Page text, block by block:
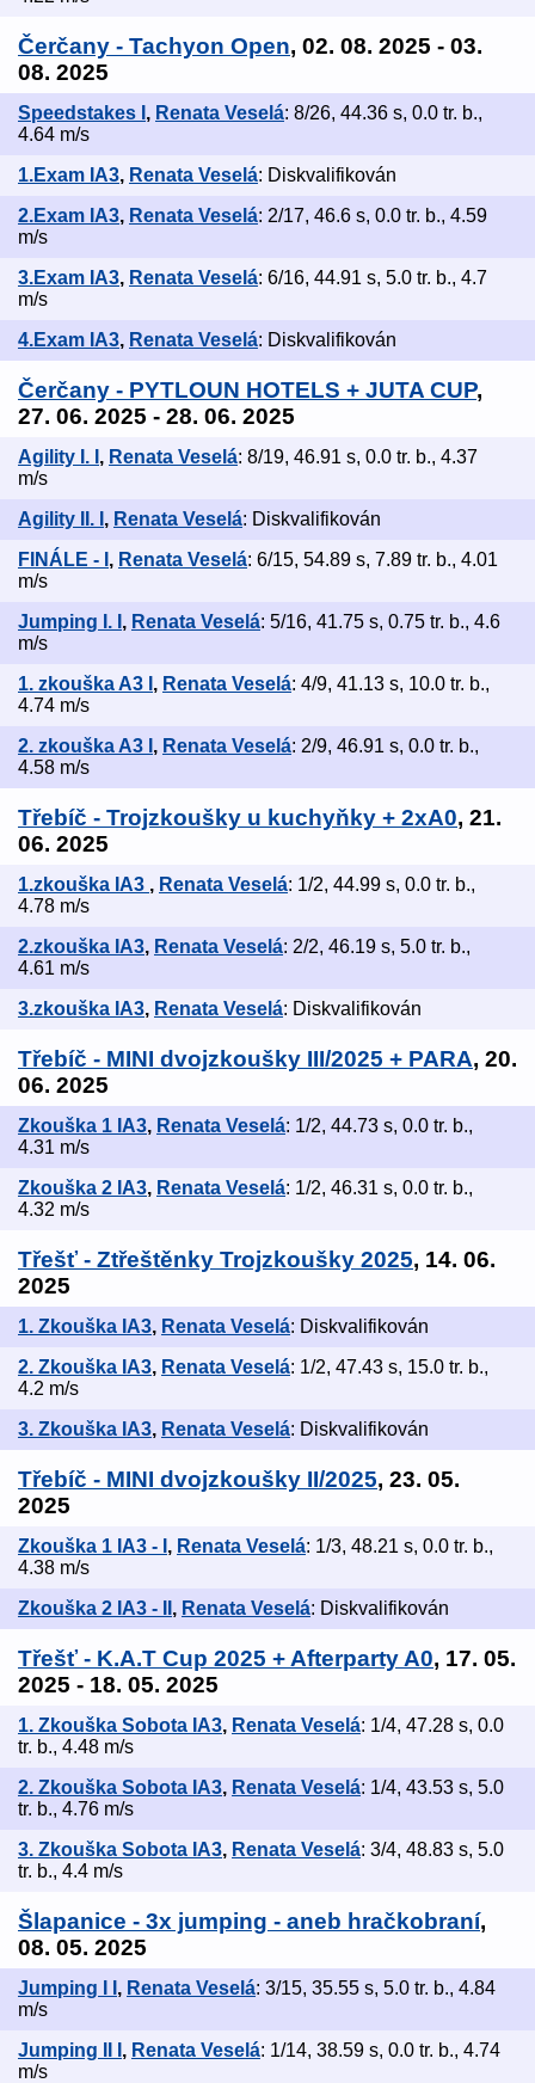
Čerčany - Tachyon Open, 02. 08. 2025 - 03.
08. 2025
Speedstakes I , Renata Veselá: 8/26, 44.36 s, 0.0 tr. b.,
4.64 m/s
1.Exam IA3, Renata Veselá: Diskvalifikován
2.Exam IA3, Renata Veselá: 2/17, 46.6 s, 0.0 tr. b., 4.59
m/s
3.Exam IA3, Renata Veselá: 6/16, 44.91 s, 5.0 tr. b., 4.7
m/s
4.Exam IA3, Renata Veselá: Diskvalifikován
Čerčany - PYTLOUN HOTELS + JUTA CUP,
27. 06. 2025 - 28. 06. 2025
Agility I. I , Renata Veselá: 8/19, 46.91 s, 0.0 tr. b., 4.37
m/s
Agility II. I , Renata Veselá: Diskvalifikován
FINÁLE - I , Renata Veselá: 6/15, 54.89 s, 7.89 tr. b., 4.01
m/s
Jumping I. I , Renata Veselá: 5/16, 41.75 s, 0.75 tr. b., 4.6
m/s
1. zkouška A3 I , Renata Veselá: 4/9, 41.13 s, 10.0 tr. b.,
4.74 m/s
2. zkouška A3 I , Renata Veselá: 2/9, 46.91 s, 0.0 tr. b.,
4.58 m/s
Třebíč - Trojzkoušky u kuchyňky + 2xA0, 21.
06. 2025
1.zkouška IA3 , Renata Veselá: 1/2, 44.99 s, 0.0 tr. b.,
4.78 m/s
2.zkouška IA3, Renata Veselá: 2/2, 46.19 s, 5.0 tr. b.,
4.61 m/s
3.zkouška IA3, Renata Veselá: Diskvalifikován
Třebíč - MINI dvojzkoušky III/2025 + PARA, 20.
06. 2025
Zkouška 1 IA3, Renata Veselá: 1/2, 44.73 s, 0.0 tr. b.,
4.31 m/s
Zkouška 2 IA3, Renata Veselá: 1/2, 46.31 s, 0.0 tr. b.,
4.32 m/s
Třešť - Ztřeštěnky Trojzkoušky 2025, 14. 06.
2025
1. Zkouška IA3, Renata Veselá: Diskvalifikován
2. Zkouška IA3, Renata Veselá: 1/2, 47.43 s, 15.0 tr. b.,
4.2 m/s
3. Zkouška IA3, Renata Veselá: Diskvalifikován
Třebíč - MINI dvojzkoušky II/2025, 23. 05.
2025
Zkouška 1 IA3 - I , Renata Veselá: 1/3, 48.21 s, 0.0 tr. b.,
4.38 m/s
Zkouška 2 IA3 - II , Renata Veselá: Diskvalifikován
Třešť - K.A.T Cup 2025 + Afterparty A0, 17. 05.
2025 - 18. 05. 2025
1. Zkouška Sobota IA3, Renata Veselá: 1/4, 47.28 s, 0.0
tr. b., 4.48 m/s
2. Zkouška Sobota IA3, Renata Veselá: 1/4, 43.53 s, 5.0
tr. b., 4.76 m/s
3. Zkouška Sobota IA3, Renata Veselá: 3/4, 48.83 s, 5.0
tr. b., 4.4 m/s
Šlapanice - 3x jumping - aneb hračkobraní,
08. 05. 2025
Jumping I I , Renata Veselá: 3/15, 35.55 s, 5.0 tr. b., 4.84
m/s
Jumping II I , Renata Veselá: 1/14, 38.59 s, 0.0 tr. b., 4.74
m/s